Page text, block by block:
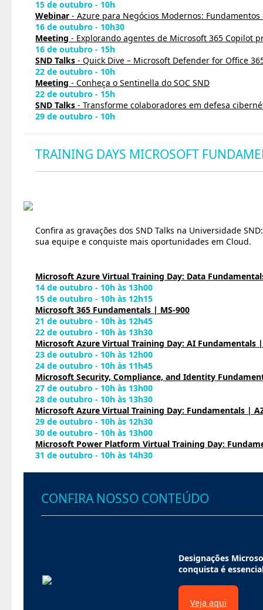
15 de outubro - 10h
Webinar - Azure para Negócios Modernos: Fundamentos
16 de outubro - 10h30
Meeting - Explorando agentes de Microsoft 365 Copilot
16 de outubro - 15h
SND Talks - Quick Dive – Microsoft Defender for Office
22 de outubro - 10h
Meeting - Conheça o Sentinella do SOC SND
22 de outubro - 15h
SND Talks - Transforme colaboradores em defesa
29 de outubro - 10h
TRAINING DAYS MICROSOFT
Confira as gravações dos SND Talks na Universidade
sua equipe e conquiste mais oportunidades em Cloud.
Microsoft Azure Virtual Training Day: Data
14 de outubro - 10h às 13h00
15 de outubro - 10h às 12h15
Microsoft 365 Fundamentals | MS-900
21 de outubro - 10h às 12h45
22 de outubro - 10h às 13h30
Microsoft Azure Virtual Training Day: AI Fundamentals |
23 de outubro - 10h às 12h00
24 de outubro - 10h às 11h45
Microsoft Security, Compliance, and Identity
27 de outubro - 10h às 13h00
28 de outubro - 10h às 13h30
Microsoft Azure Virtual Training Day: Fundamentals |
29 de outubro - 10h às 12h30
30 de outubro - 10h às 13h00
Microsoft Power Platform Virtual Training Day:
31 de outubro - 10h às 14h30
CONFIRA NOSSO CONTEÚDO
Designações
conquista é
Veja aqui